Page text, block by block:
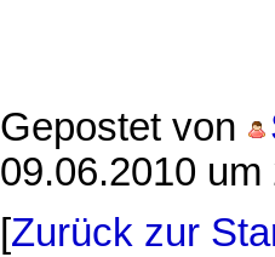
Gepostet von
09.06.2010 um
[Zurück zur